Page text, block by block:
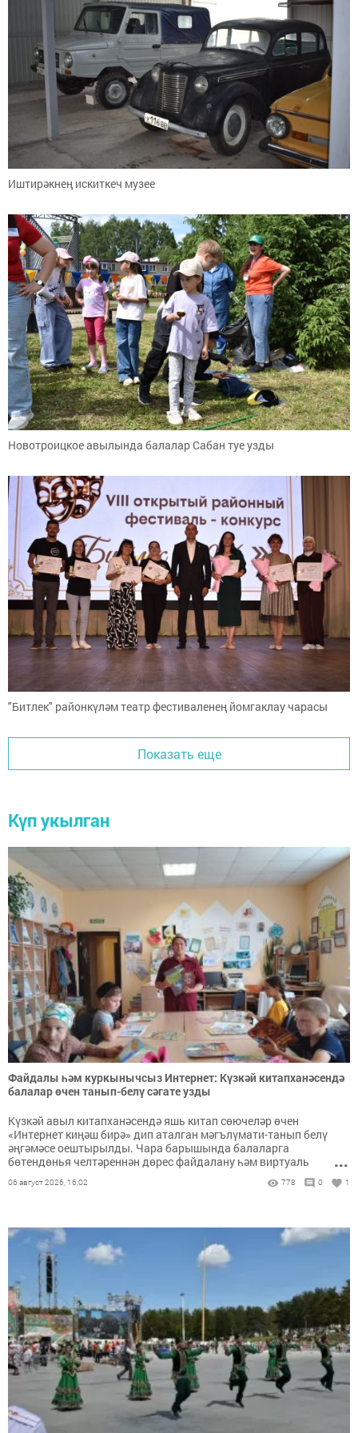
Иштирәкнең искиткеч музее
Новотроицкое авылында балалар Сабан туе узды
"Битлек" районкүләм театр фестиваленең йомгаклау чарасы
Показать еще
Күп укылган
Файдалы һәм куркынычсыз Интернет: Күзкәй китапханәсендә
балалар өчен танып-белү сәгате узды
Күзкәй авыл китапханәсендә яшь китап сөючеләр өчен
«Интернет киңәш бирә» дип аталган мәгълүмати-танып белү
әңгәмәсе оештырылды. Чара барышында балаларга
бөтендөнья челтәреннән дөрес файдалану һәм виртуаль
киңлектә үз-үзеңне куркынычсыз тоту кагыйдәләрен җентекләп
аңлаттылар.
...
06 август 2026, 16:02 778 0 1